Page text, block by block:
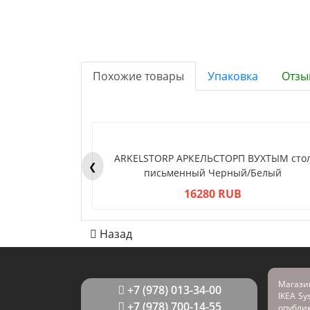
Похожие товары Упаковка
❮
ARKELSTORP АРКЕЛЬСТОРП ВУХТЫМ
письменный Черный/Белый
16280 RUB
Назад
+7 (978) 013-34-00
+7 (978) 700-14-55
IKEA